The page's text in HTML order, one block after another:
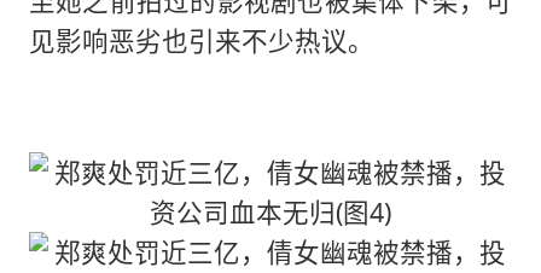
见影响恶劣也引来不少热议。